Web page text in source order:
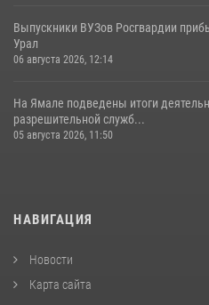
Выпускники ВУЗов Росгвардии
Урал
06 августа 2026, 12:14
На Ямале подведены итоги
разрешительной служб...
05 августа 2026, 11:50
НАВИГАЦИЯ
Новости
Карта сайта